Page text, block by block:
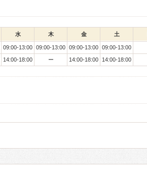
水 木 金 土
09:00-13:00 09:00-13:00 09:00-13:00 09:00-13:00
14:00-18:00 ー 14:00-18:00 14:00-18:00